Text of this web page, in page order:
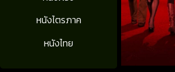
หนังไตรภาค
หนังไทย